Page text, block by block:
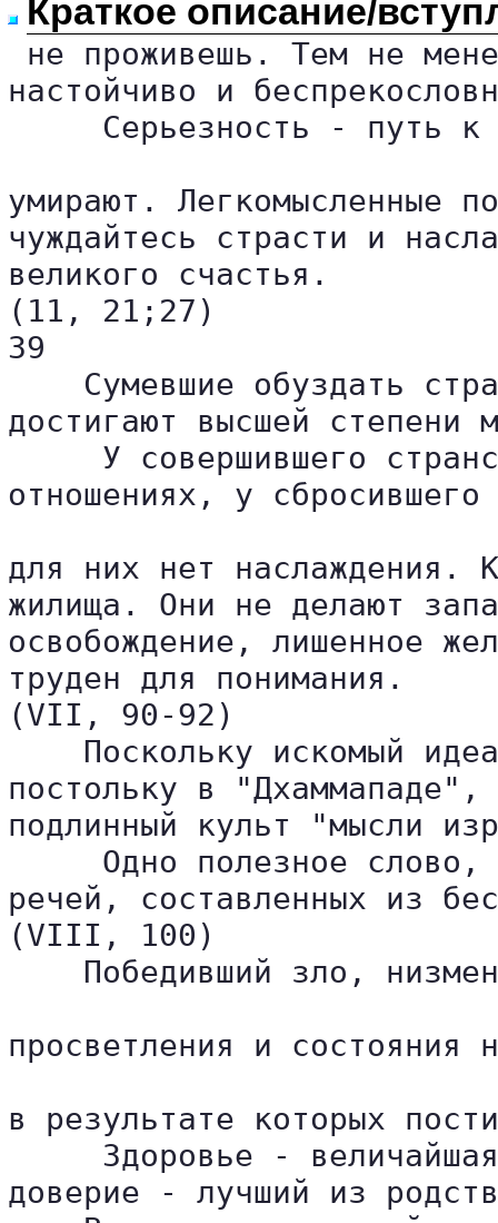
Краткое описание/
не проживешь. Тем не
настойчиво и
Серьезность - путь
умирают. Легкомысленные
чуждайтесь страсти и
великого счастья.
(11, 21;27)
39
Сумевшие обуздать
достигают высшей степени
У совершившего
отношениях, у
для них нет наслаждения.
жилища. Они не делают
освобождение, лишенное
труден для понимания.
(VII, 90-92)
Поскольку искомый
постольку в
подлинный культ "мысли
Одно полезное
речей, составленных из
(VIII, 100)
Победивший зло,
просветления и состояния
в результате которых
Здоровье -
доверие - лучший из